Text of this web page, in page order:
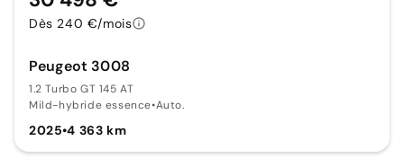
Peugeot 3008
1.2 Turbo GT 145 AT
Mild-hybride essence•Auto.
2025•4 363 km
Dès 240 €/mois